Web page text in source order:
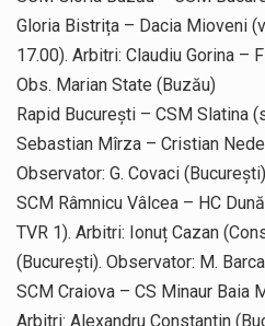
Gloria Bistrița – Dacia Mioveni
17.00). Arbitri: Claudiu Gorina –
Obs. Marian State (Buzău)
Rapid București – CSM Slatina
Sebastian Mîrza – Cristian
Observator: G. Covaci (București)
SCM Râmnicu Vâlcea – HC
TVR 1). Arbitri: Ionuț Cazan
(București). Observator: M.
SCM Craiova – CS Minaur Baia
Arbitri: Alexandru Constantin